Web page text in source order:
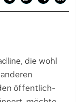
die wohl
öffentlich-